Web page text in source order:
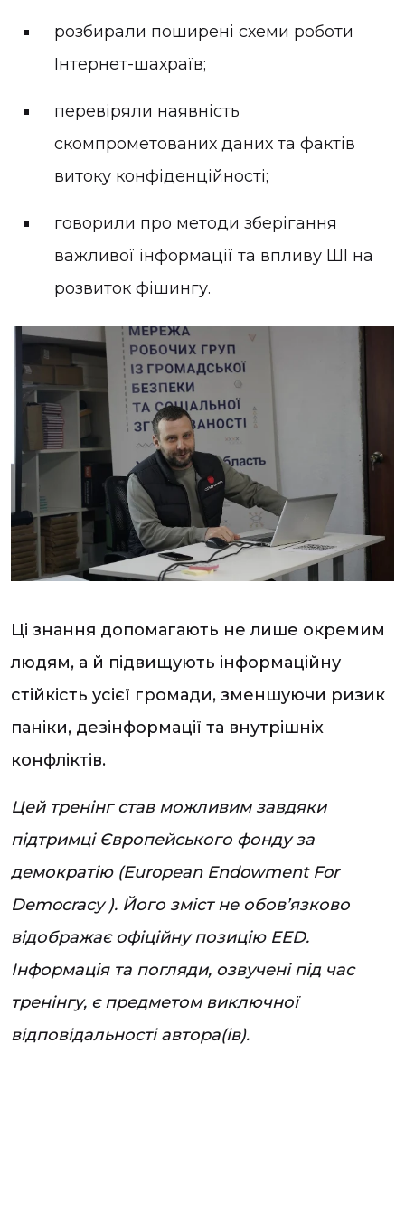
розбирали поширені схеми роботи
Інтернет-шахраїв;
перевіряли наявність
скомпрометованих даних та фактів
витоку конфіденційності;
говорили про методи зберігання
важливої інформації та впливу ШІ на
розвиток фішингу.
Ці знання допомагають не лише окремим
людям, а й підвищують інформаційну
стійкість усієї громади, зменшуючи ризик
паніки, дезінформації та внутрішніх
конфліктів.
Цей тренінг став можливим завдяки
підтримці Європейського фонду за
демократію (European Endowment For
Democracy ). Його зміст не обов’язково
відображає офіційну позицію EED.
Інформація та погляди, озвучені під час
тренінгу, є предметом виключної
відповідальності автора(ів).